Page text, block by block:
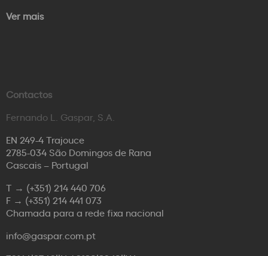
Ver mais
Contactos
Fernando L. Gaspar, S.A.
EN 249-4 Trajouce
2785-034 São Domingos de Rana
Cascais – Portugal
T → (+351) 214 440 706
F → (+351) 214 441 073
Chamada para a rede fixa nacional
info@gaspar.com.pt